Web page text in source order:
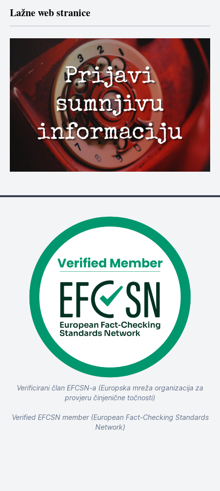
Lažne web stranice
Verificirani član EFCSN-a (Europska mreža organizacija za
provjeru činjenične točnosti)
Verified EFCSN member (European Fact-Checking Standards
Network)